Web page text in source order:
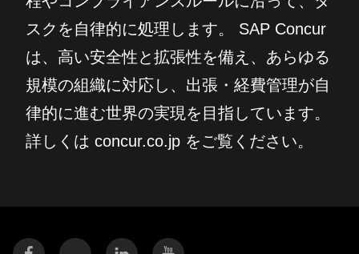
スクを自律的に処理します。 SAP Concur
は、高い安全性と拡張性を備え、あらゆる
規模の組織に対応し、出張・経費管理が自
律的に進む世界の実現を目指しています。
詳しくは concur.co.jp をご覧ください。